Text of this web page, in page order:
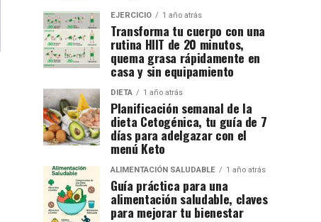
EJERCICIO 1 año atrás
Transforma tu cuerpo con una
rutina HIIT de 20 minutos,
quema grasa rápidamente en
casa y sin equipamiento
DIETA 1 año atrás
Planificación semanal de la
dieta Cetogénica, tu guía de 7
días para adelgazar con el
menú Keto
ALIMENTACIÓN SALUDABLE 1 año atrás
Guía práctica para una
alimentación saludable, claves
para mejorar tu bienestar